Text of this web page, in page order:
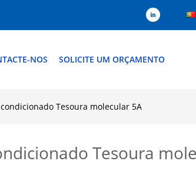
NOS SOLICITE UM ORÇAMENTO
Tesoura molecular 5A
Tesoura